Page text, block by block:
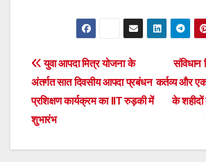
Post
navigation
संविधान
कर्तव्य और
के शहीदों
युवा आपदा मित्र योजना के
अंतर्गत सात दिवसीय आपदा प्रबंधन
प्रशिक्षण कार्यक्रम का IIT रुड़की में
शुभारंभ